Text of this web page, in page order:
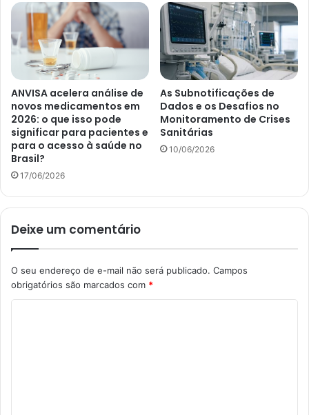
ANVISA acelera análise de
novos medicamentos em
2026: o que isso pode
significar para pacientes e
para o acesso à saúde no
Brasil?
17/06/2026
As Subnotificações de
Dados e os Desafios no
Monitoramento de Crises
Sanitárias
10/06/2026
Deixe um comentário
O seu endereço de e-mail não será publicado. Campos
obrigatórios são marcados com *